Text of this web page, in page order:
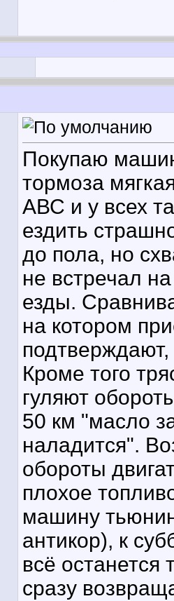
Покупаю
тормоза
АВС и у всех
ездить
до пола, но
не встречал
езды.
на котором
Кроме того
гуляют
50 км "масло
наладится".
обороты
плохое
машину
антикор), к
всё
сразу